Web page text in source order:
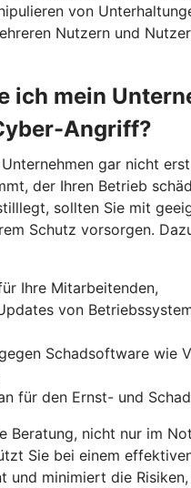
von
Nutzern und
ich mein
Angriff?
gar nicht
der Ihren Betrieb
sollten Sie mit
Schutz vorsorgen.
Ihre Mitarbeitenden,
von
Schadsoftware wie
für den Ernst- und
Beratung, nicht nur im
Sie bei einem
und minimiert die